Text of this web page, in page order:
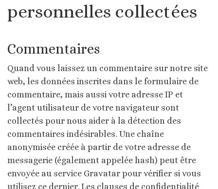
personnelles collectées
Commentaires
Quand vous laissez un commentaire sur notre site
web, les données inscrites dans le formulaire de
commentaire, mais aussi votre adresse IP et
l’agent utilisateur de votre navigateur sont
collectés pour nous aider à la détection des
commentaires indésirables. Une chaîne
anonymisée créée à partir de votre adresse de
messagerie (également appelée hash) peut être
envoyée au service Gravatar pour vérifier si vous
utilisez ce dernier. Les clauses de confidentialité